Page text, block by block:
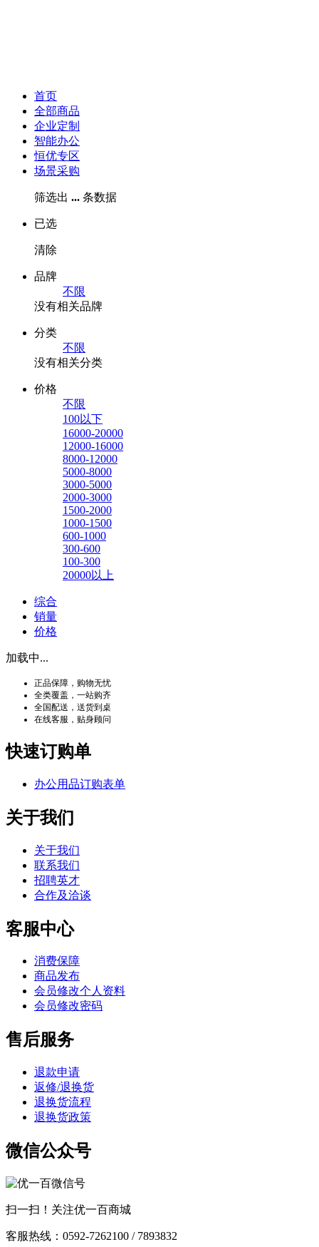
首页
全部商品
企业定制
智能办公
恒优专区
场景采购
筛选出 ... 条数据
已选
清除
品牌
不限
没有相关品牌
分类
不限
没有相关分类
价格
不限
100以下
16000-20000
12000-16000
8000-12000
5000-8000
3000-5000
2000-3000
1500-2000
1000-1500
600-1000
300-600
100-300
20000以上
综合
销量
价格
加载中...
正品保障，购物无忧
全类覆盖，一站购齐
全国配送，送货到桌
在线客服，贴身顾问
快速订购单
办公用品订购表单
关于我们
关于我们
联系我们
招聘英才
合作及洽谈
客服中心
消费保障
商品发布
会员修改个人资料
会员修改密码
售后服务
退款申请
返修/退换货
退换货流程
退换货政策
微信公众号
扫一扫！关注优一百商城
客服热线：0592-7262100 / 7893832